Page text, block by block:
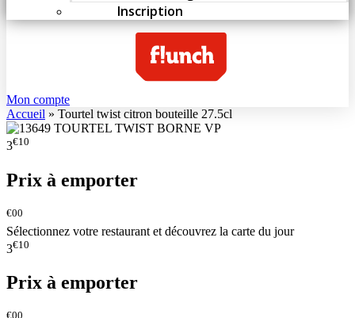
Inscription
Mon compte
Accueil » Tourtel twist citron bouteille 27.5cl
3€10
Prix à emporter
€00
Sélectionnez votre restaurant et découvrez la carte du jour
3€10
Prix à emporter
€00